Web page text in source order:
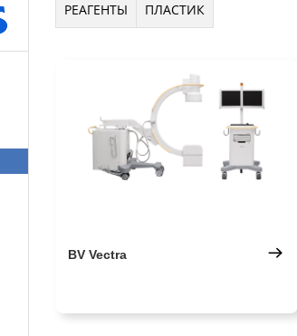
РЕАГЕНТЫ ПЛАСТИК
BV Vectra